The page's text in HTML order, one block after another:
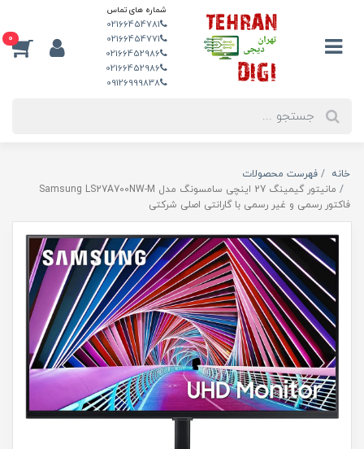
شماره های تماس
02166454781
02166454771
02166452986
02166452986
09126999838
0
خانه
فهرست محصولات
مانیتور گیمینگ 27 اینچی سامسونگ مدل Samsung LS27A700NW-M
فاکتور رسمی و غیر رسمی با گارانتی اصلی شرکتی